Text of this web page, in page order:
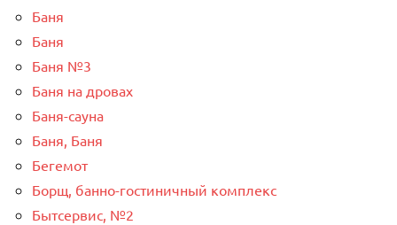
Баня
Баня
Баня №3
Баня на дровах
Баня-сауна
Баня, Баня
Бегемот
Борщ, банно-гостиничный комплекс
Бытсервис, №2